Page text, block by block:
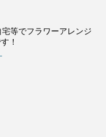
等でフラワーアレンジ
！